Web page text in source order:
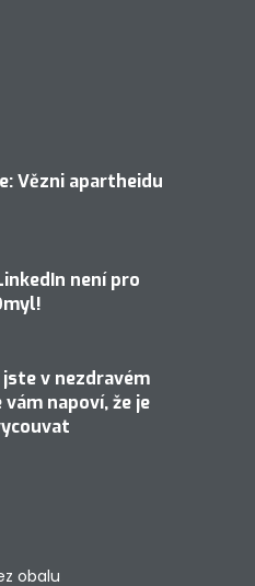
Vězni apartheidu
není pro
jste v nezdravém
napoví, že je
obalu